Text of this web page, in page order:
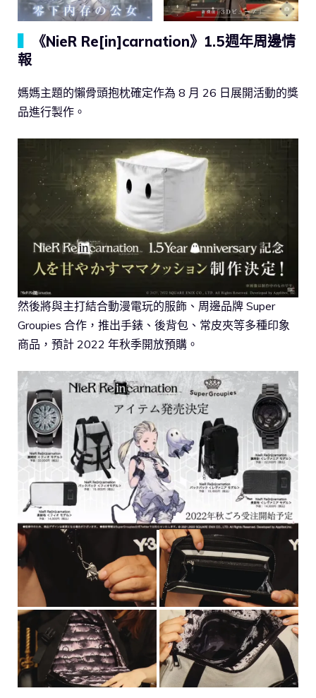
《NieR Re[in]carnation》1.5週年周邊情
報
媽媽主題的懶骨頭抱枕確定作為 8 月 26 日展開活動的獎
品進行製作。
然後將與主打結合動漫電玩的服飾、周邊品牌 Super
Groupies 合作，推出手錶、後背包、常皮夾等多種印象
商品，預計 2022 年秋季開放預購。